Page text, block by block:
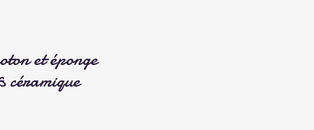
et éponge
céramique